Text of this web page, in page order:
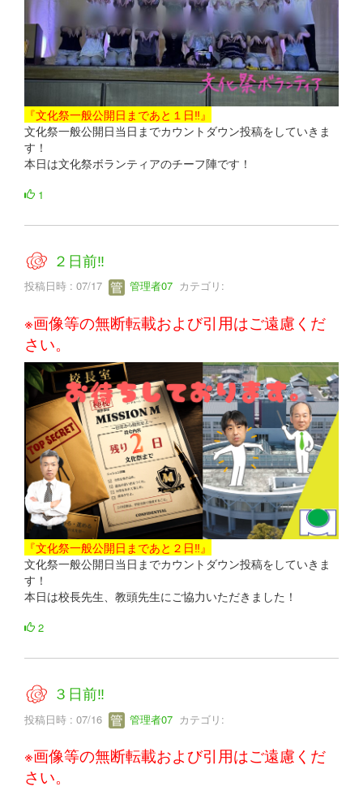
『文化祭一般公開日まであと１日‼』
文化祭一般公開日当日までカウントダウン投稿をしていきま
す！
本日は文化祭ボランティアのチーフ陣です！
1
２日前‼
投稿日時 : 07/17 管理者07 カテゴリ:
※画像等の無断転載および引用はご遠慮くだ
さい。
『文化祭一般公開日まであと２日‼』
文化祭一般公開日当日までカウントダウン投稿をしていきま
す！
本日は校長先生、教頭先生にご協力いただきました！
2
３日前‼
投稿日時 : 07/16 管理者07 カテゴリ:
※画像等の無断転載および引用はご遠慮くだ
さい。